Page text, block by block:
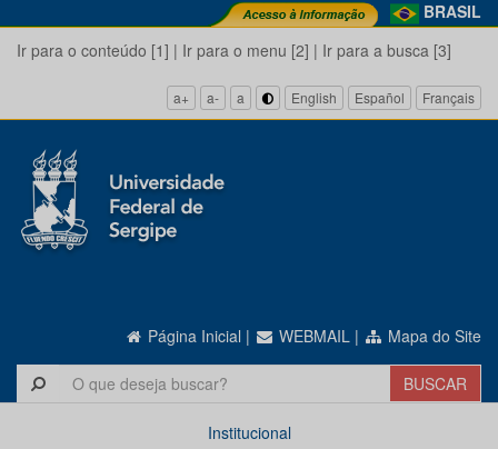
BRASIL
Ir para o conteúdo [1] | Ir para o menu [2] | Ir para a busca [3]
a+ a- a English Español Français
Página Inicial | WEBMAIL | Mapa do Site
Institucional